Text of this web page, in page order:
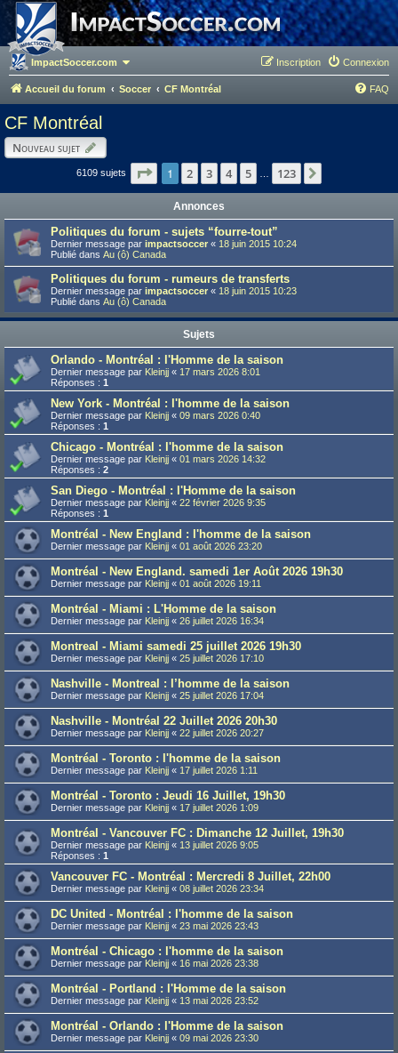
ImpactSoccer.com Connexion
Inscription
Accueil du forum Soccer CF Montréal FAQ
CF Montréal
Nouveau sujet
6109 sujets Page sur 123
1 2 3 4 5 123
Annonces
Politiques du forum - sujets “fourre-tout”
Dernier message par impactsoccer « 18 juin 2015 10:24
Publié dans Au (ô) Canada
Politiques du forum - rumeurs de transferts
Dernier message par impactsoccer « 18 juin 2015 10:23
Publié dans Au (ô) Canada
Sujets
Orlando - Montréal : l'Homme de la saison
Dernier message par Kleinjj « 17 mars 2026 8:01
Réponses : 1
New York - Montréal : l'homme de la saison
Dernier message par Kleinjj « 09 mars 2026 0:40
Réponses : 1
Chicago - Montréal : l'homme de la saison
Dernier message par Kleinjj « 01 mars 2026 14:32
Réponses : 2
San Diego - Montréal : l'Homme de la saison
Dernier message par Kleinjj « 22 février 2026 9:35
Réponses : 1
Montréal - New England : l'homme de la saison
Dernier message par Kleinjj « 01 août 2026 23:20
Montréal - New England. samedi 1er Août 2026 19h30
Dernier message par Kleinjj « 01 août 2026 19:11
Montréal - Miami : L'Homme de la saison
Dernier message par Kleinjj « 26 juillet 2026 16:34
Montreal - Miami samedi 25 juillet 2026 19h30
Dernier message par Kleinjj « 25 juillet 2026 17:10
Nashville - Montreal : l’homme de la saison
Dernier message par Kleinjj « 25 juillet 2026 17:04
Nashville - Montréal 22 Juillet 2026 20h30
Dernier message par Kleinjj « 22 juillet 2026 20:27
Montréal - Toronto : l'homme de la saison
Dernier message par Kleinjj « 17 juillet 2026 1:11
Montréal - Toronto : Jeudi 16 Juillet, 19h30
Dernier message par Kleinjj « 17 juillet 2026 1:09
Montréal - Vancouver FC : Dimanche 12 Juillet, 19h30
Dernier message par Kleinjj « 13 juillet 2026 9:05
Réponses : 1
Vancouver FC - Montréal : Mercredi 8 Juillet, 22h00
Dernier message par Kleinjj « 08 juillet 2026 23:34
DC United - Montréal : l'homme de la saison
Dernier message par Kleinjj « 23 mai 2026 23:43
Montréal - Chicago : l'homme de la saison
Dernier message par Kleinjj « 16 mai 2026 23:38
Montréal - Portland : l'Homme de la saison
Dernier message par Kleinjj « 13 mai 2026 23:52
Montréal - Orlando : l'Homme de la saison
Dernier message par Kleinjj « 09 mai 2026 23:30